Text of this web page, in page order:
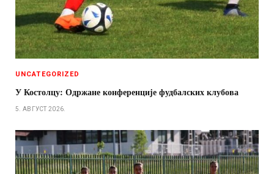
UNCATEGORIZED
У Костолцу: Одржане конференције фудбалских клубова
5. АВГУСТ 2026.